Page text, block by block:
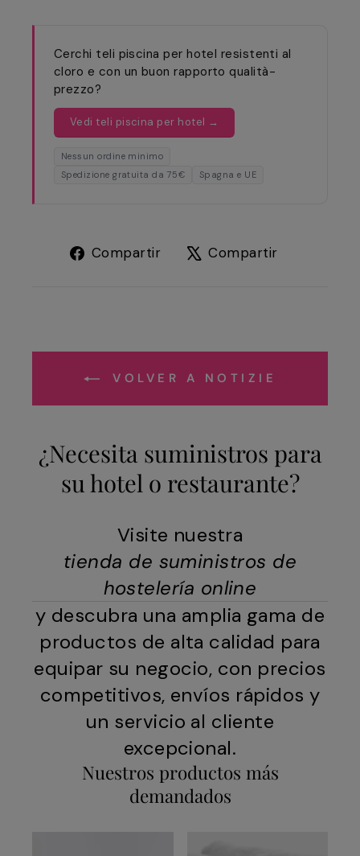
Cerchi teli piscina per hotel resistenti al
cloro e con un buon rapporto qualità-
prezzo?
Vedi teli piscina per hotel →
Nessun ordine minimo
Spedizione gratuita da 75€
Spagna e UE
Compartir
Compartir
Compartir
VOLVER A NOTIZIE
¿Necesita suministros para
su hotel o restaurante?
Visite nuestra
tienda de suministros de
hostelería online
y descubra una amplia gama de
productos de alta calidad para
equipar su negocio, con precios
competitivos, envíos rápidos y
un servicio al cliente
excepcional.
Nuestros productos más
demandados